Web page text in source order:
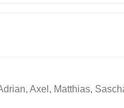
Axel, Matthias,